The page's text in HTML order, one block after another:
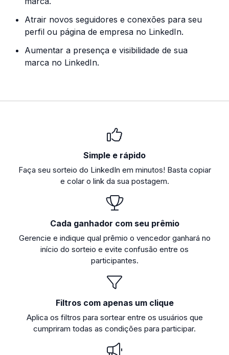
Atrair novos seguidores e conexões para seu
perfil ou página de empresa no LinkedIn.
Aumentar a presença e visibilidade de sua
marca no LinkedIn.
Simple e rápido
Faça seu sorteio do LinkedIn em minutos! Basta copiar
e colar o link da sua postagem.
Cada ganhador com seu prêmio
Gerencie e indique qual prêmio o vencedor ganhará no
início do sorteio e evite confusão entre os
participantes.
Filtros com apenas um clique
Aplica os filtros para sortear entre os usuários que
cumpriram todas as condições para participar.